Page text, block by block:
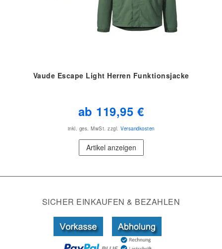
Vaude Escape Light Herren Funktionsjacke
ab 119,95 €
inkl. ges. MwSt. zzgl. Versandkosten
Artikel anzeigen
SICHER EINKAUFEN & BEZAHLEN